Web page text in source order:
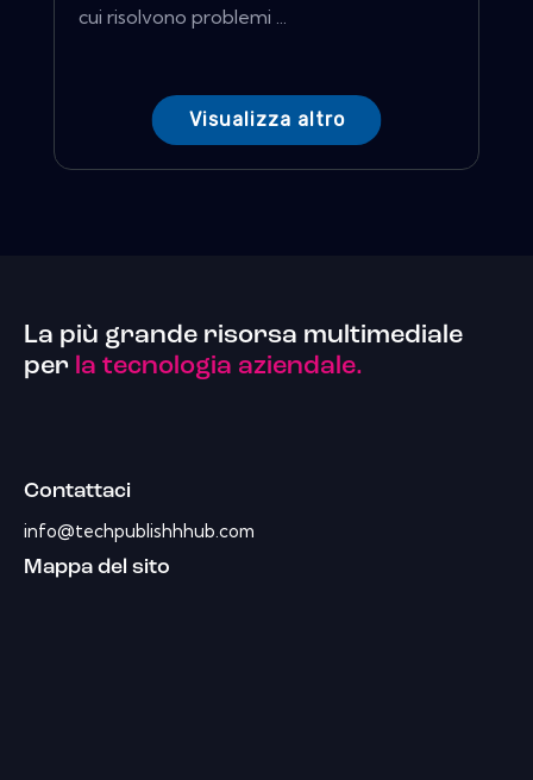
cui risolvono problemi ...
Visualizza altro
La più grande risorsa multimediale
per la tecnologia aziendale.
Contattaci
info@techpublishhhub.com
Mappa del sito